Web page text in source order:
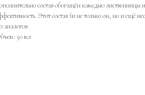
состав обогащён камедью лиственницы
Этот состав (и не только он, но и ещё
аналогов.
50 мл